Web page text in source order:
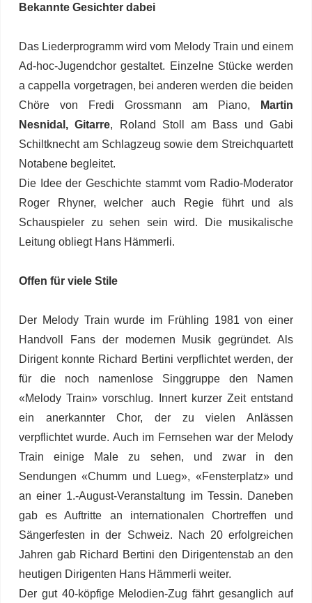
Bekannte Gesichter dabei
Das Liederprogramm wird vom Melody Train und einem
Ad-hoc-Jugendchor gestaltet. Einzelne Stücke werden
a cappella vorgetragen, bei anderen werden die beiden
Chöre von Fredi Grossmann am Piano,
Martin
Nesnidal, Gitarre, Roland Stoll am Bass und Gabi
Schiltknecht am Schlagzeug sowie dem Streichquartett
Notabene begleitet.
Die Idee der Geschichte stammt vom Radio-Moderator
Roger Rhyner, welcher auch Regie führt und als
Schauspieler zu sehen sein wird. Die musikalische
Leitung obliegt Hans Hämmerli.
Offen für viele Stile
Der Melody Train wurde im Frühling 1981 von einer
Handvoll Fans der modernen Musik gegründet. Als
Dirigent konnte Richard Bertini verpflichtet werden, der
für die noch namenlose Singgruppe den Namen
«Melody Train» vorschlug. Innert kurzer Zeit entstand
ein anerkannter Chor, der zu vielen Anlässen
verpflichtet wurde. Auch im Fernsehen war der Melody
Train einige Male zu sehen, und zwar in den
Sendungen «Chumm und Lueg», «Fensterplatz» und
an einer 1.-August-Veranstaltung im Tessin. Daneben
gab es Auftritte an internationalen Chortreffen und
Sängerfesten in der Schweiz. Nach 20 erfolgreichen
Jahren gab Richard Bertini den Dirigentenstab an den
heutigen Dirigenten Hans Hämmerli weiter.
Der gut 40-köpfige Melodien-Zug fährt gesanglich auf